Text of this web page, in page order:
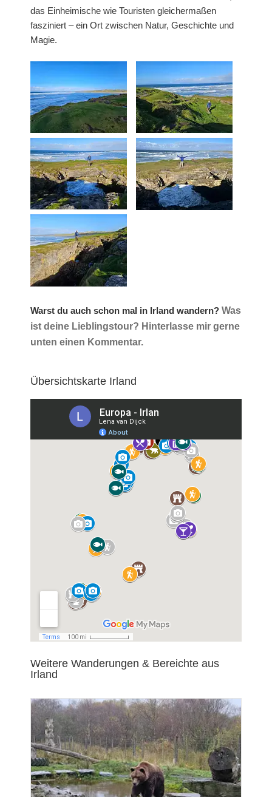
das Einheimische wie Touristen gleichermaßen
fasziniert – ein Ort zwischen Natur, Geschichte und
Magie.
Warst du auch schon mal in Irland wandern? Was
ist deine Lieblingstour? Hinterlasse mir gerne
unten einen Kommentar.
Übersichtskarte Irland
Weitere Wanderungen & Bereichte aus
Irland